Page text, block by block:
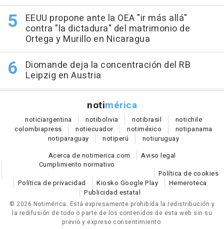
EEUU propone ante la OEA "ir más allá"
contra "la dictadura" del matrimonio de
Ortega y Murillo en Nicaragua
Diomande deja la concentración del RB
Leipzig en Austria
notimérica
noticiargentina notibolivia notibrasil notichile
colombiapress notiecuador notiméxico notipanama
notiparaguay notiperú notiuruguay
Acerca de notimerica.com
Aviso legal
Cumplimiento normativo
Política de cookies
Política de privacidad
Kiosko Google Play
Hemeroteca
Publicidad estatal
© 2026 Notimérica. Está expresamente prohibida la redistribución y
la redifusión de todo o parte de los contenidos de esta web sin su
previo y expreso consentimiento.